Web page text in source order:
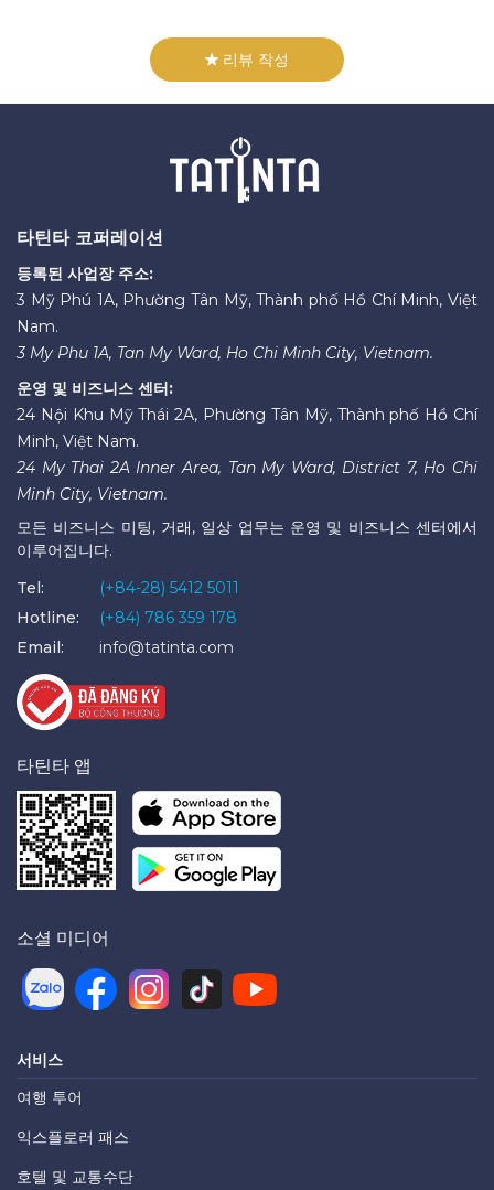
리뷰 작성
타틴타 코퍼레이션
등록된 사업장 주소:
3 Mỹ Phú 1A, Phường Tân Mỹ, Thành phố Hồ Chí Minh, Việt
Nam.
3 My Phu 1A, Tan My Ward, Ho Chi Minh City, Vietnam.
운영 및 비즈니스 센터:
24 Nội Khu Mỹ Thái 2A, Phường Tân Mỹ, Thành phố Hồ Chí
Minh, Việt Nam.
24 My Thai 2A Inner Area, Tan My Ward, District 7, Ho Chi
Minh City, Vietnam.
모든 비즈니스 미팅, 거래, 일상 업무는 운영 및 비즈니스 센터에서
이루어집니다.
Tel:
(+84-28) 5412 5011
Hotline:
(+84) 786 359 178
Email:
info@tatinta.com
타틴타 앱
소셜 미디어
서비스
여행 투어
익스플로러 패스
호텔 및 교통수단